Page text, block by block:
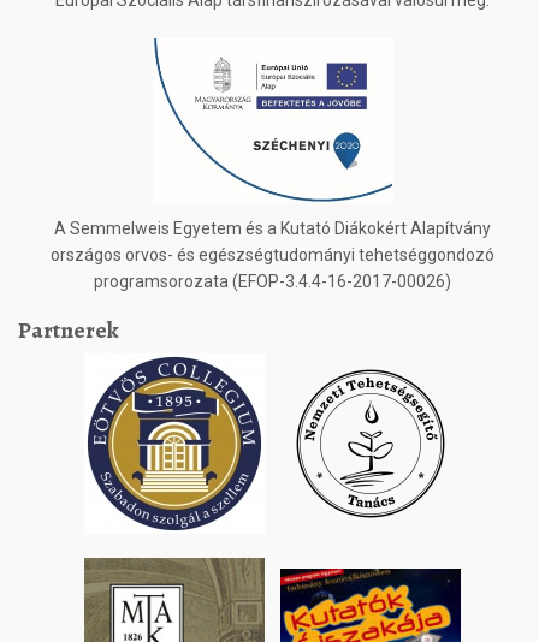
A Semmelweis Egyetem és a Kutató Diákokért Alapítvány
országos orvos- és egészségtudományi tehetséggondozó
programsorozata (EFOP-3.4.4-16-2017-00026)
Partnerek